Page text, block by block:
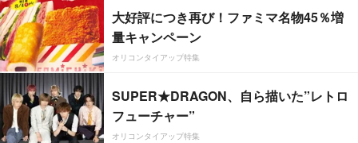
大好評につき再び！ファミマ名物45％増
量キャンペーン
オリコンタイアップ特集
SUPER★DRAGON、自ら描いた”レトロ
フューチャー”
オリコンタイアップ特集